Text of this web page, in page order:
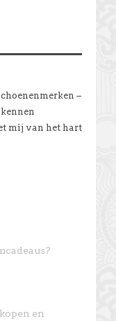
–
mij van het hart
en